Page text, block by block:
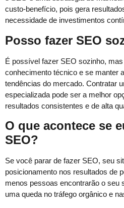
custo-benefício, pois gera
necessidade de investimentos
Posso fazer SEO
É possível fazer SEO sozinho,
conhecimento técnico e se manter
tendências do mercado. Contratar
especializada pode ser a melhor
resultados consistentes e de alta
O que acontece se
SEO?
Se você parar de fazer SEO, seu
posicionamento nos resultados de
menos pessoas encontrarão o seu
uma queda no tráfego orgânico e